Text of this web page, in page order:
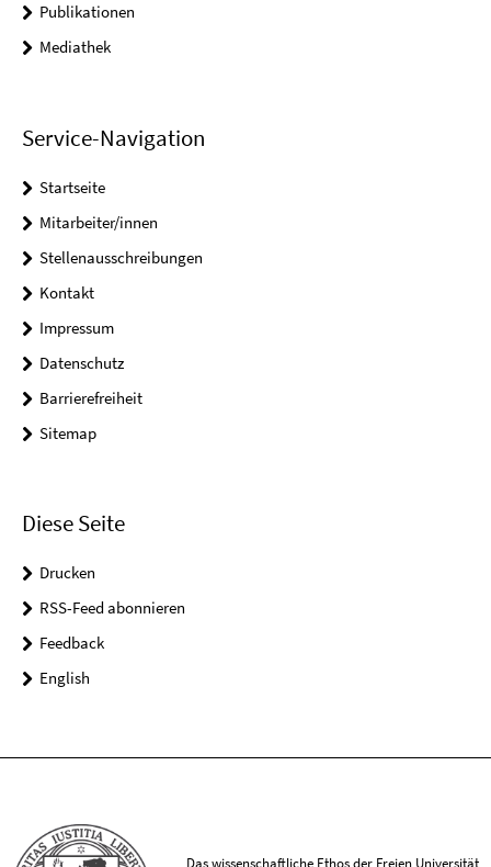
Publikationen
Mediathek
Service-Navigation
Startseite
Mitarbeiter/innen
Stellenausschreibungen
Kontakt
Impressum
Datenschutz
Barrierefreiheit
Sitemap
Diese Seite
Drucken
RSS-Feed abonnieren
Feedback
English